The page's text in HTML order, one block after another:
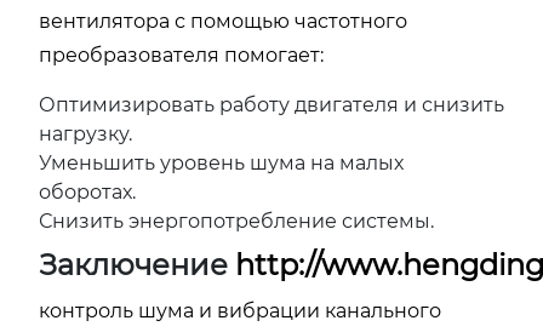
вентилятора с помощью частотного
преобразователя помогает:
Оптимизировать работу двигателя и снизить
нагрузку.
Уменьшить уровень шума на малых
оборотах.
Снизить энергопотребление системы.
Заключение http://
контроль шума и вибрации канального